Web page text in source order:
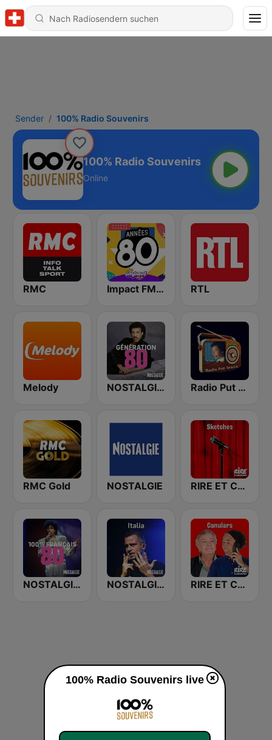
Sender 100% Radio Souvenirs
100% Radio Souvenirs
Online
RMC Impact FM - Années 80 RTL
Melody NOSTALGIE GENERATION 80 Radio Put Sreće
RMC Gold NOSTALGIE RIRE ET CHANSONS SKETCHES
NOSTALGIE 100% FRANCAIS 80 NOSTALGIE ITALIA RIRE ET CHANSONS CANULARS
100% Radio Souvenirs live